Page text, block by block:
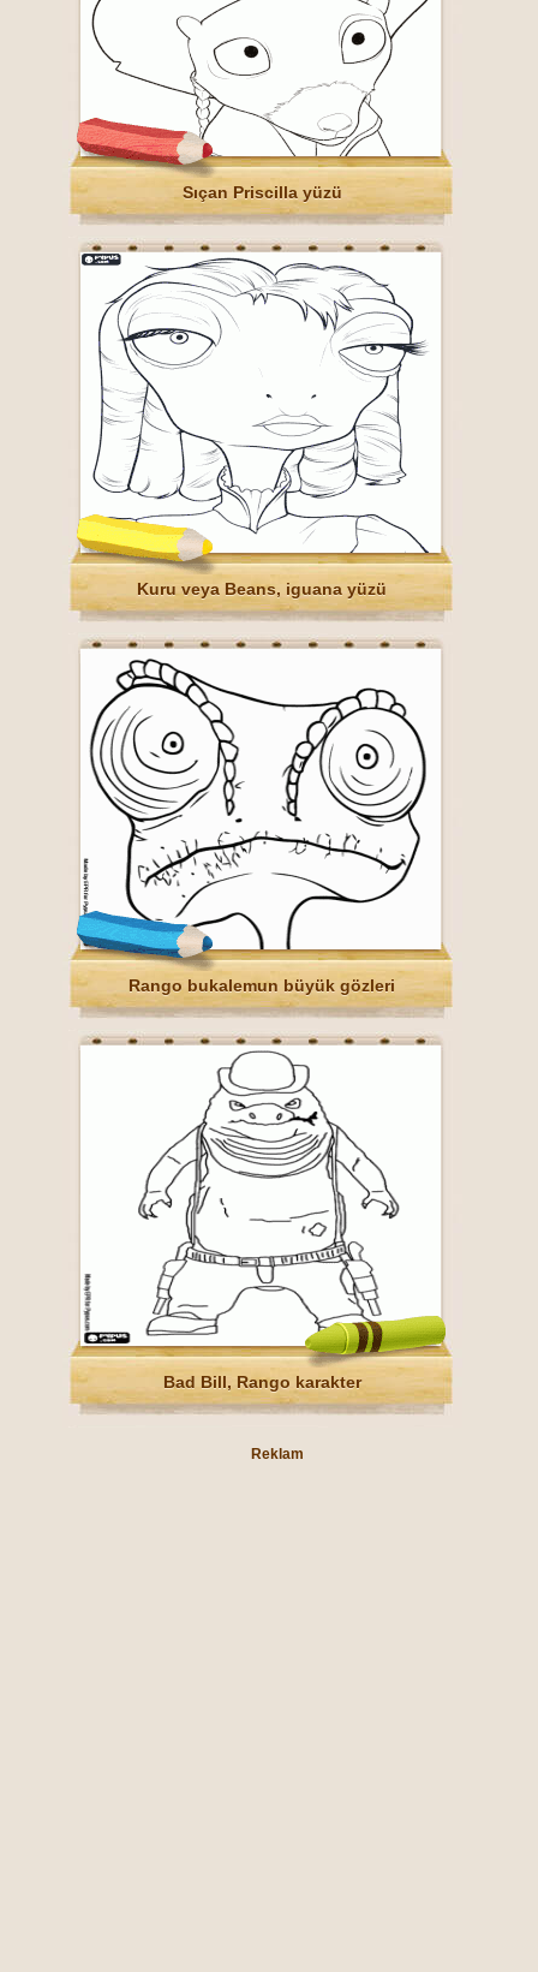
Sıçan Priscilla yüzü
Kuru veya Beans, iguana yüzü
Rango bukalemun büyük gözleri
Bad Bill, Rango karakter
Reklam